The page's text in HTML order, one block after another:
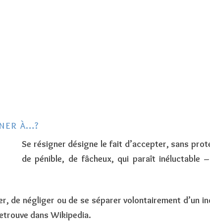
DÉMARCHE
FORMATION
PROTECTION DES ONDES
à…?
Se résigner désigne le fait d’accepter, sans
de pénible, de fâcheux, qui paraît inéluctable
de négliger ou de se séparer volontairement d’un
dans Wikipedia.